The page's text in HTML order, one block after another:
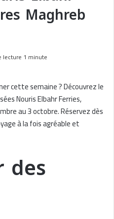
Maghreb
lecture 1 minute
cette semaine ? Découvrez le
Nouris Elbahr Ferries,
au 3 octobre. Réservez dès
à la fois agréable et
des